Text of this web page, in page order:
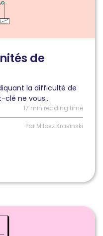
de
la difficulté de
ne vous...
17 min reading time
Par Milosz Krasinski